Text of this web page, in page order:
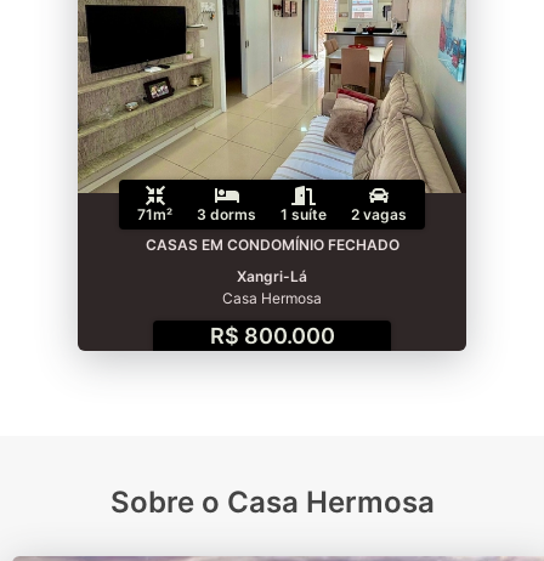
71m² 3 dorms 1 suíte
2 vagas
CASAS EM CONDOMÍNIO FECHADO
Xangri-Lá
Casa Hermosa
R$ 800.000
Sobre o Casa Hermosa